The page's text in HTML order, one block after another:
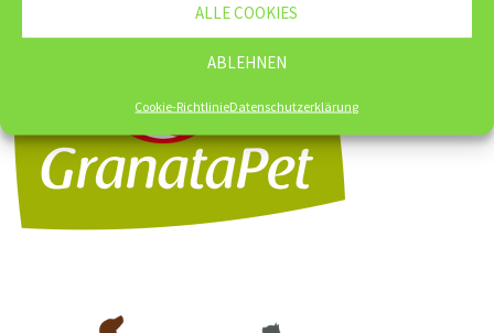
ALLE COOKIES
ABLEHNEN
Cookie-RichtlinieDatenschutzerklärung